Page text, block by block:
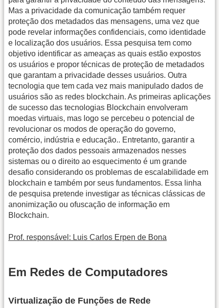
Mas a privacidade da comunicação também requer
proteção dos metadados das mensagens, uma vez que
pode revelar informações confidenciais, como identidade
e localização dos usuários. Essa pesquisa tem como
objetivo identificar as ameaças as quais estão expostos
os usuários e propor técnicas de proteção de metadados
que garantam a privacidade desses usuários. Outra
tecnologia que tem cada vez mais manipulado dados de
usuários são as redes blockchain. As primeiras aplicações
de sucesso das tecnologias Blockchain envolveram
moedas virtuais, mas logo se percebeu o potencial de
revolucionar os modos de operação do governo,
comércio, indústria e educação.. Entretanto, garantir a
proteção dos dados pessoais armazenados nesses
sistemas ou o direito ao esquecimento é um grande
desafio considerando os problemas de escalabilidade em
blockchain e também por seus fundamentos. Essa linha
de pesquisa pretende investigar as técnicas clássicas de
anonimização ou ofuscação de informação em
Blockchain.
Prof. responsável: Luis Carlos Erpen de Bona
Em Redes de Computadores
Virtualização de Funções de Rede